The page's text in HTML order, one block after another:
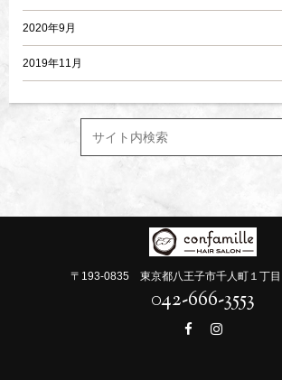
2020年9月
2019年11月
〒193-0835 東京都八王子市千人町１丁目
042-666-3553